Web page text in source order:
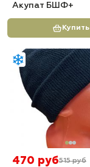
Акупат БШФ+
Купить
470 руб515 руб